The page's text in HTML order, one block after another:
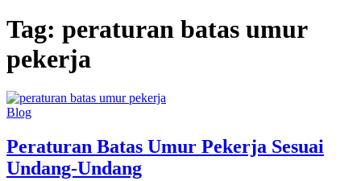
Tag: peraturan batas umur
pekerja
Blog
Peraturan Batas Umur Pekerja Sesuai
Undang-Undang